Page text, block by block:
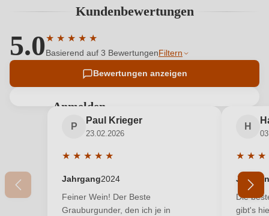
Kundenbewertungen
5.0★ ★ ★ ★ ★
Durchschnittliche Bewertung von 5 von 5 Sternen
Basierend auf 3 BewertungenFiltern
Bewertungen anzeigen
Anmelden
Bewertungen können nur von angemeldeten
Benutzern abgegeben werden. Bitte loggen Sie sich
P
Paul Krieger
23.02.2026
★ ★ ★ ★ ★
Durchschnittliche Bewertung von 5 von 5
Jahrgang2024
Feiner Wein! Der Beste
Grauburgunder, den ich je in
H
★ ★ ★
Die
gibt's